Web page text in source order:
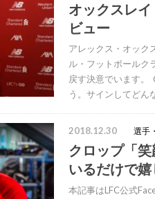
オックスレ
ビュー
アレックス・オック
ル・フットボールク
戻す決意でいます。
う。サインしてどん
2018.12.30 選手
クロップ「
いるだけで嬉
本記事はLFC公式